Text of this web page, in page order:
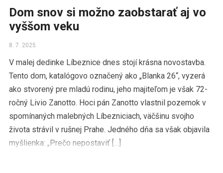
Dom snov si možno zaobstarať aj vo
vyššom veku
8. 7. 2025
V malej dedinke Líbeznice dnes stojí krásna novostavba.
Tento dom, katalógovo označený ako „Blanka 26“, vyzerá
ako stvorený pre mladú rodinu, jeho majiteľom je však 72-
ročný Livio Zanotto. Hoci pán Zanotto vlastnil pozemok v
spomínaných malebných Líbezniciach, väčšinu svojho
života strávil v rušnej Prahe. Jedného dňa sa však objavila
myšlienka: „Prečo nepostaviť […]